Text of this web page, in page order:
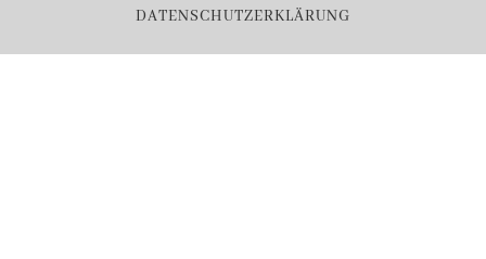
DATENSCHUTZERKLÄRUNG